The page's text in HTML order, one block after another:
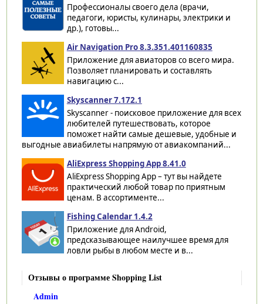
Профессионалы своего дела (врачи,
педагоги, юристы, кулинары, электрики и
др.), готовы...
Air Navigation Pro 8.3.351.401160835
Приложение для авиаторов со всего мира.
Позволяет планировать и составлять
навигацию с...
Skyscanner 7.172.1
Skyscanner - поисковое приложение для всех
любителей путешествовать, которое
поможет найти самые дешевые, удобные и
выгодные авиабилеты напрямую от авиакомпаний...
AliExpress Shopping App 8.41.0
AliExpress Shopping App – тут вы найдете
практический любой товар по приятным
ценам. В ассортименте...
Fishing Calendar 1.4.2
Приложение для Android,
предсказывающее наилучшее время для
ловли рыбы в любом месте и в...
Отзывы о программе Shopping List
Admin